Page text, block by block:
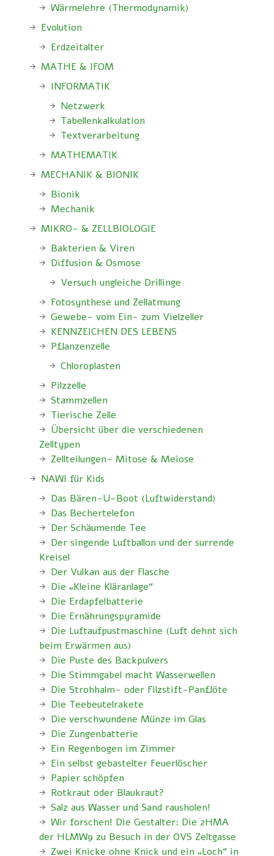
Wärmelehre (Thermodynamik)
Evolution
Erdzeitalter
MATHE & IFOM
INFORMATIK
Netzwerk
Tabellenkalkulation
Textverarbeitung
MATHEMATIK
MECHANIK & BIONIK
Bionik
Mechanik
MIKRO- & ZELLBIOLOGIE
Bakterien & Viren
Diffusion & Osmose
Versuch ungleiche Drillinge
Fotosynthese und Zellatmung
Gewebe- vom Ein- zum Vielzeller
KENNZEICHEN DES LEBENS
Pflanzenzelle
Chloroplasten
Pilzzelle
Stammzellen
Tierische Zelle
Übersicht über die verschiedenen
Zelltypen
Zellteilungen- Mitose & Meiose
NAWI für Kids
Das Bären-U-Boot (Luftwiderstand)
Das Bechertelefon
Der Schäumende Tee
Der singende Luftballon und der surrende
Kreisel
Der Vulkan aus der Flasche
Die „Kleine Kläranlage“
Die Erdapfelbatterie
Die Ernährungspyramide
Die Luftaufpustmaschine (Luft dehnt sich
beim Erwärmen aus)
Die Puste des Backpulvers
Die Stimmgabel macht Wasserwellen
Die Strohhalm- oder Filzstift-Panflöte
Die Teebeutelrakete
Die verschwundene Münze im Glas
Die Zungenbatterie
Ein Regenbogen im Zimmer
Ein selbst gebastelter Feuerlöscher
Papier schöpfen
Rotkraut oder Blaukraut?
Salz aus Wasser und Sand rausholen!
Wir forschen! Die Gestalter: Die 2HMA
der HLMW9 zu Besuch in der OVS Zeltgasse
Zwei Knicke ohne Knick und ein „Loch“ in